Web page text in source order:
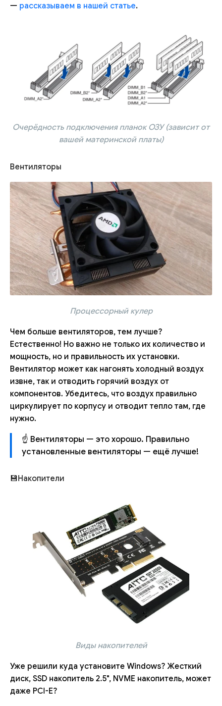
— рассказываем в нашей статье.
Очерёдность подключения планок ОЗУ (зависит от
вашей материнской платы)
Вентиляторы
Процессорный кулер
Чем больше вентиляторов, тем лучше?
Естественно! Но важно не только их количество и
мощность, но и правильность их установки.
Вентилятор может как нагонять холодный воздух
извне, так и отводить горячий воздух от
компонентов. Убедитесь, что воздух правильно
циркулирует по корпусу и отводит тепло там, где
нужно.
☝ Вентиляторы — это хорошо. Правильно
установленные вентиляторы — ещё лучше!
💾Накопители
Виды накопителей
Уже решили куда установите Windows? Жесткий
диск, SSD накопитель 2.5", NVME накопитель, может
даже PCI-E?